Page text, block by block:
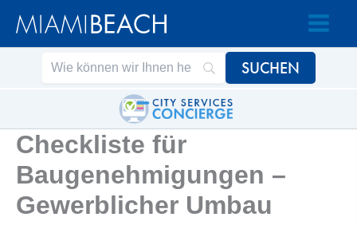
Zum
Inhalt
Zum
Inhalt
Checkliste für
Baugenehmigungen –
Gewerblicher Umbau